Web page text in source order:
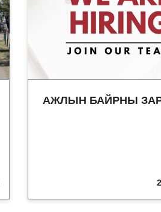
АЖЛЫН БАЙРНЫ